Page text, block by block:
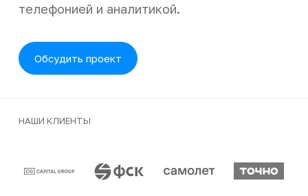
телефонией и аналитикой.
Обсудить проект
НАШИ КЛИЕНТЫ